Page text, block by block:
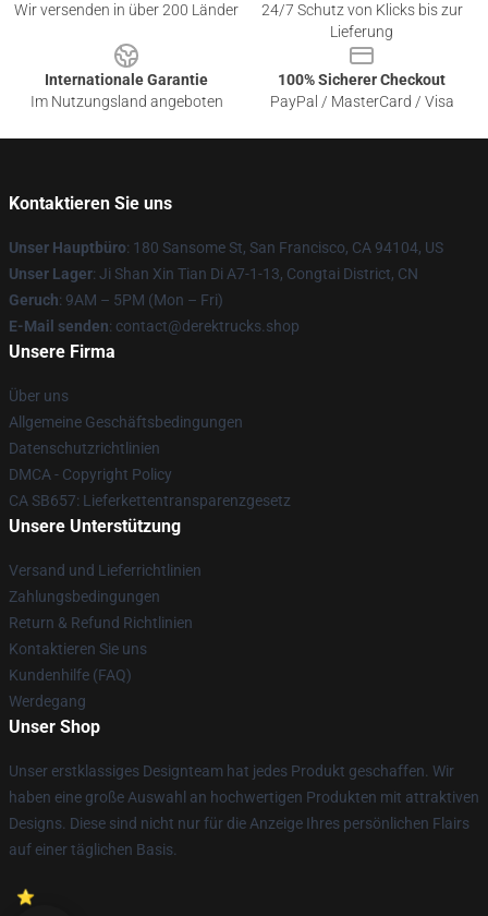
Wir versenden in über 200 Länder
24/7 Schutz von Klicks bis zur
Lieferung
Internationale Garantie
Im Nutzungsland angeboten
100% Sicherer Checkout
PayPal / MasterCard / Visa
Kontaktieren Sie uns
Unser Hauptbüro: 180 Sansome St, San Francisco, CA 94104, US
Unser Lager: Ji Shan Xin Tian Di A7-1-13, Congtai District, CN
Geruch: 9AM – 5PM (Mon – Fri)
E-Mail senden: contact@derektrucks.shop
Unsere Firma
Über uns
Allgemeine Geschäftsbedingungen
Datenschutzrichtlinien
DMCA - Copyright Policy
CA SB657: Lieferkettentransparenzgesetz
Unsere Unterstützung
Versand und Lieferrichtlinien
Zahlungsbedingungen
Return & Refund Richtlinien
Kontaktieren Sie uns
Kundenhilfe (FAQ)
Werdegang
Unser Shop
Unser erstklassiges Designteam hat jedes Produkt geschaffen. Wir
haben eine große Auswahl an hochwertigen Produkten mit attraktiven
Designs. Diese sind nicht nur für die Anzeige Ihres persönlichen Flairs
auf einer täglichen Basis.